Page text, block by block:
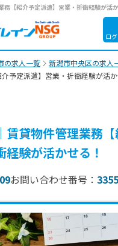
【紹介予定派遣】営業・折衝経験が活
ロ
の求人一覧 新潟市中央区の求人
介予定派遣】営業・折衝経験が活か
賃貸物件管理業務
験が活かせる！
お問い合わせ番号： 3355